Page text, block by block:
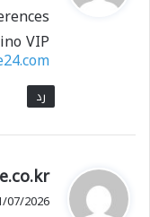
ل
VIP
رد
ي
ق
11/07/2026 الساعة